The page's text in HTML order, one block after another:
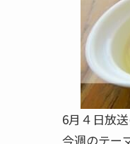
6月４日放
今週のテー